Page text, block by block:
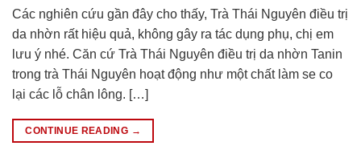
Các nghiên cứu gần đây cho thấy, Trà Thái Nguyên điều trị
da nhờn rất hiệu quả, không gây ra tác dụng phụ, chị em
lưu ý nhé. Căn cứ Trà Thái Nguyên điều trị da nhờn Tanin
trong trà Thái Nguyên hoạt động như một chất làm se co
lại các lỗ chân lông. […]
CONTINUE READING →